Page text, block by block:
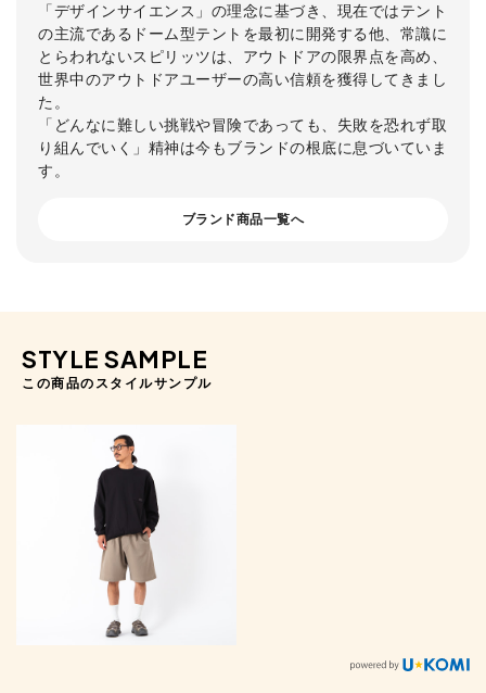
「デザインサイエンス」の理念に基づき、現在ではテント
の主流であるドーム型テントを最初に開発する他、常識に
とらわれないスピリッツは、アウトドアの限界点を高め、
世界中のアウトドアユーザーの高い信頼を獲得してきまし
た。
「どんなに難しい挑戦や冒険であっても、失敗を恐れず取
り組んでいく」精神は今もブランドの根底に息づいていま
す。
ブランド商品一覧へ
STYLE SAMPLE
この商品のスタイルサンプル